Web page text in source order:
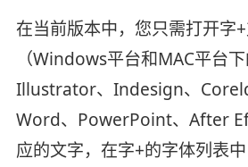
在当前版本中，您只需打开字
（Windows平台和MAC平台
Illustrator、Indesign、
Word、PowerPoint、After
应的文字，在字+的字体列表